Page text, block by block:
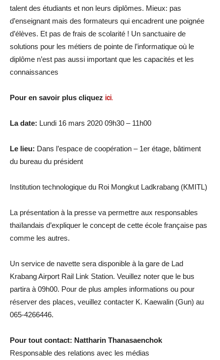
talent des étudiants et non leurs diplômes. Mieux: pas
d’enseignant mais des formateurs qui encadrent une poignée
d’élèves. Et pas de frais de scolarité ! Un sanctuaire de
solutions pour les métiers de pointe de l’informatique où le
diplôme n’est pas aussi important que les capacités et les
connaissances
Pour en savoir plus cliquez ici.
La date: Lundi 16 mars 2020 09h30 – 11h00
Le lieu: Dans l’espace de coopération – 1er étage, bâtiment
du bureau du président
Institution technologique du Roi Mongkut Ladkrabang (KMITL)
La présentation à la presse va permettre aux responsables
thaïlandais d’expliquer le concept de cette école française pas
comme les autres.
Un service de navette sera disponible à la gare de Lad
Krabang Airport Rail Link Station. Veuillez noter que le bus
partira à 09h00. Pour de plus amples informations ou pour
réserver des places, veuillez contacter K. Kaewalin (Gun) au
065-4266446.
Pour tout contact: Nattharin Thanasaenchok
Responsable des relations avec les médias